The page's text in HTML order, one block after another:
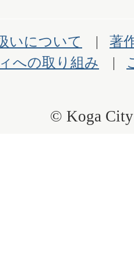
いについて
著
への取り組み
© Koga City